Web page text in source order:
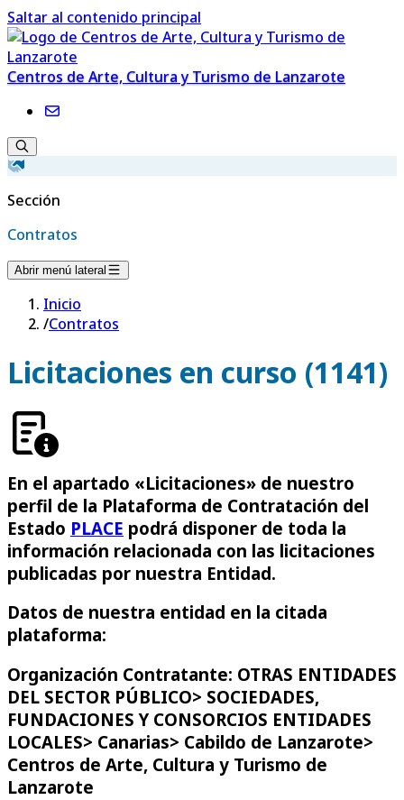
Saltar al contenido principal
Centros de Arte, Cultura y Turismo de Lanzarote
Sección
Contratos
Abrir menú lateral
Inicio
/Contratos
Licitaciones en curso (1141)
En el apartado «Licitaciones» de nuestro
perfil de la Plataforma de Contratación del
Estado PLACE podrá disponer de toda la
información relacionada con las licitaciones
publicadas por nuestra Entidad.
Datos de nuestra entidad en la citada
plataforma:
Organización Contratante: OTRAS ENTIDADES
DEL SECTOR PÚBLICO> SOCIEDADES,
FUNDACIONES Y CONSORCIOS ENTIDADES
LOCALES> Canarias> Cabildo de Lanzarote>
Centros de Arte, Cultura y Turismo de
Lanzarote